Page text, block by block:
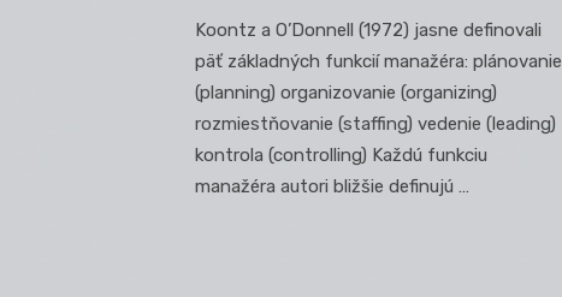
Koontz a O’Donnell (1972) jasne definovali
päť základných funkcií manažéra: plánovanie
(planning) organizovanie (organizing)
rozmiestňovanie (staffing) vedenie (leading)
kontrola (controlling) Každú funkciu
manažéra autori bližšie definujú …